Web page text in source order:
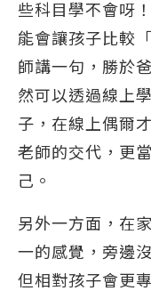
些科目學不會呀
能會讓孩子比較
師講一句，勝於
然可以透過線上
子，在線上偶爾
老師的交代，更
己。
另外一方面，在
一的感覺，旁邊
但相對孩子會更